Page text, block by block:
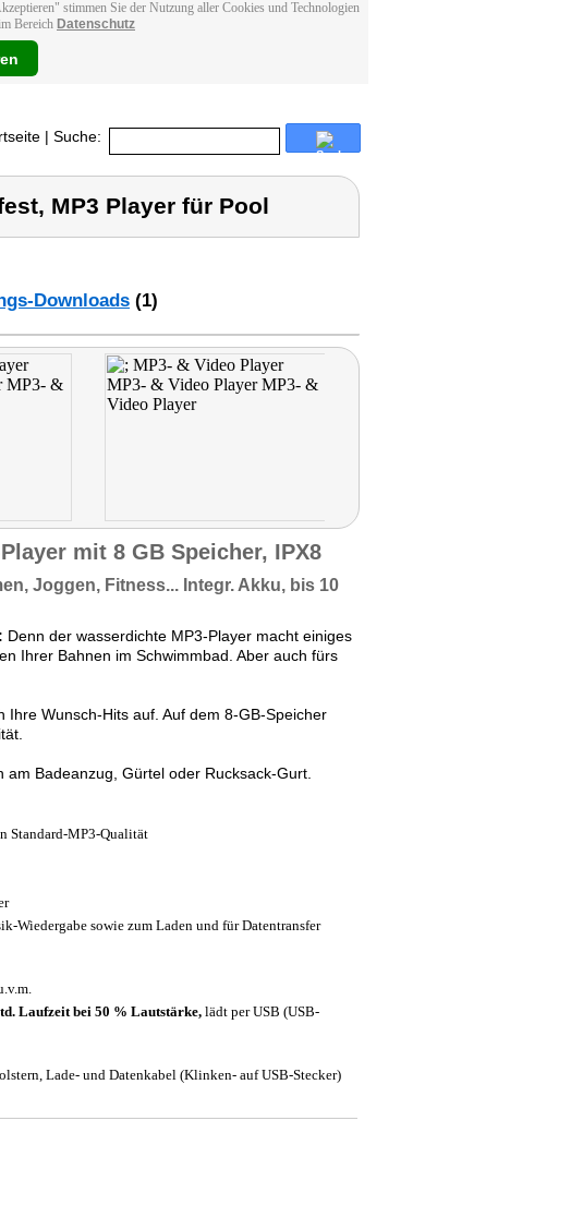
stimmen Sie der Nutzung aller Cookies und Technologien
Bereich Datenschutz
| Suche:
MP3 Player für Pool
Downloads (1)
mit 8 GB Speicher, IPX8
Joggen, Fitness... Integr. Akku, bis 10
Denn der wasserdichte MP3-Player macht einiges
Ihrer Bahnen im Schwimmbad. Aber auch fürs
Ihre Wunsch-Hits auf. Auf dem 8-GB-Speicher
Badeanzug, Gürtel oder Rucksack-Gurt.
Standard-MP3-Qualität
sowie zum Laden und für Datentransfer
Laufzeit bei 50 % Lautstärke, lädt per USB (USB-
Lade- und Datenkabel (Klinken- auf USB-Stecker)